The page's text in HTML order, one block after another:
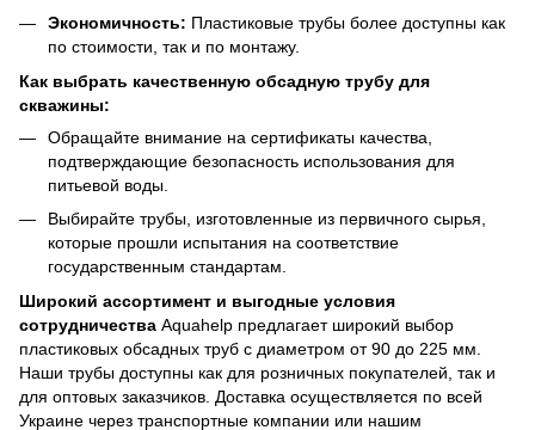
Экономичность: Пластиковые трубы более доступны как
по стоимости, так и по монтажу.
Как выбрать качественную обсадную трубу для
скважины:
Обращайте внимание на сертификаты качества,
подтверждающие безопасность использования для
питьевой воды.
Выбирайте трубы, изготовленные из первичного сырья,
которые прошли испытания на соответствие
государственным стандартам.
Широкий ассортимент и выгодные условия
сотрудничества Aquahelp предлагает широкий выбор
пластиковых обсадных труб с диаметром от 90 до 225 мм.
Наши трубы доступны как для розничных покупателей, так и
для оптовых заказчиков. Доставка осуществляется по всей
Украине через транспортные компании или нашим